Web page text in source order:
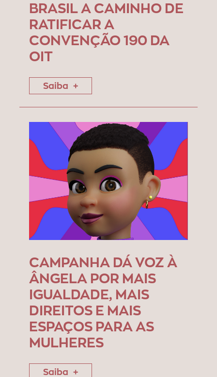
BRASIL A CAMINHO DE
RATIFICAR A
CONVENÇÃO 190 DA
OIT
Saiba
CAMPANHA DÁ VOZ À
ÂNGELA POR MAIS
IGUALDADE, MAIS
DIREITOS E MAIS
ESPAÇOS PARA AS
MULHERES
Saiba